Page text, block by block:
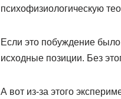
психофизиологическую
Если это побуждение
исходные позиции. Без
А вот из-за этого